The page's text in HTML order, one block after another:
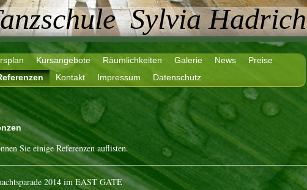
Sylvia Hadrich
Kursangebote Räumlichkeiten Galerie News
Preise
Kontakt Impressum Datenschutz
Sie einige Referenzen auflisten.
2014 im EAST GATE